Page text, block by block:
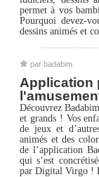
permet à vos
Pourquoi devez-
dessins animés et
par badabim
Application
Découvrez
et grands ! Vos
de jeux et
animés et des
de l’application
qui s’est
par Digital Virgo !